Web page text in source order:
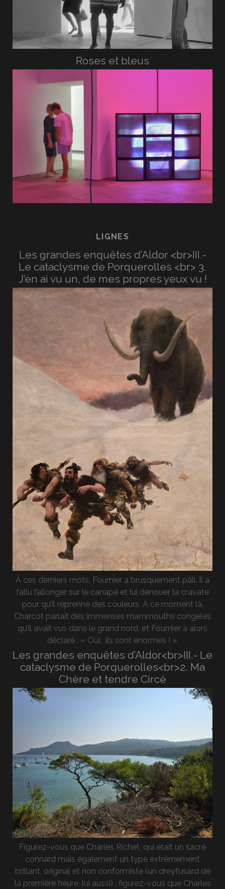
Roses et bleus
LIGNES
Les grandes enquêtes d’Aldor <br>III.-
Le cataclysme de Porquerolles <br> 3.
J’en ai vu un, de mes propres yeux vu !
À ces derniers mots, Fournier a brusquement pâli. Il a
fallu l’allonger sur le canapé et lui dénouer la cravate
pour qu’il reprenne des couleurs. A ce moment là,
Charcot parlait des immenses mammouths congelés
qu’il avait vus dans le grand nord, et Fournier a alors
déclaré : « Oui, ils sont énormes ! ».
Les grandes enquêtes d’Aldor<br>III.- Le
cataclysme de Porquerolles<br>2. Ma
Chère et tendre Circé
Figurez-vous que Charles Richet, qui était un sacré
connard mais également un type extrêmement
brillant, original et non conformiste (un dreyfusard de
la première heure, lui aussi) ; figurez-vous que Charles